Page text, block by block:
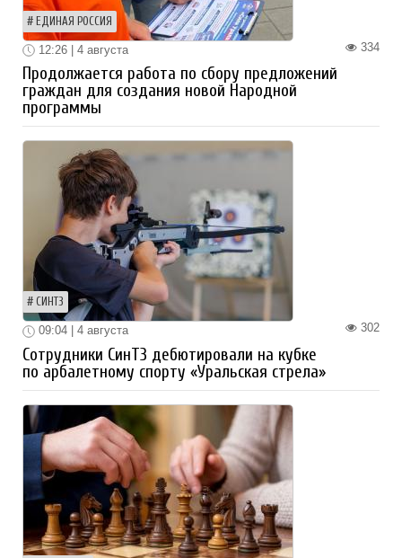
ЕДИНАЯ РОССИЯ
334
12:26 | 4 августа
Продолжается работа по сбору предложений
граждан для создания новой Народной
программы
СИНТЗ
302
09:04 | 4 августа
Сотрудники СинТЗ дебютировали на кубке
по арбалетному спорту «Уральская стрела»